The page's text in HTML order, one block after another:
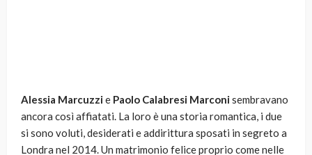
Alessia Marcuzzie Paolo Calabresi Marconisembravano
ancora così affiatati. La loro è una storia romantica, i due
si sono voluti, desiderati e addirittura sposati in segreto a
Londra nel 2014. Un matrimonio felice proprio come nelle